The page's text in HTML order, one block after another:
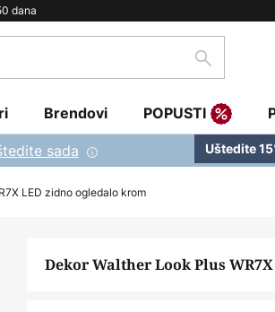
dana
traži
Brendovi POPUSTI
sada Uštedite
LED zidno ogledalo krom
Dekor Walther Look Plus